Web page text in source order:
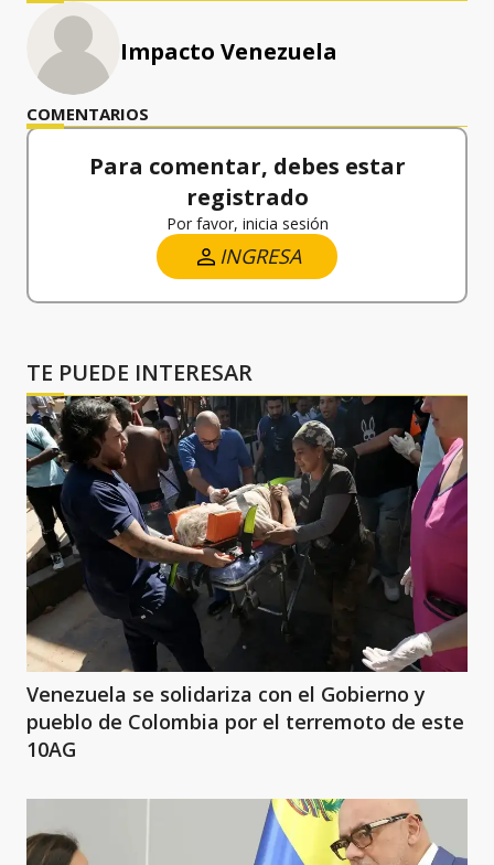
Impacto Venezuela
COMENTARIOS
Para comentar, debes estar
registrado
Por favor, inicia sesión
INGRESA
TE PUEDE INTERESAR
Venezuela se solidariza con el Gobierno y
pueblo de Colombia por el terremoto de este
10AG